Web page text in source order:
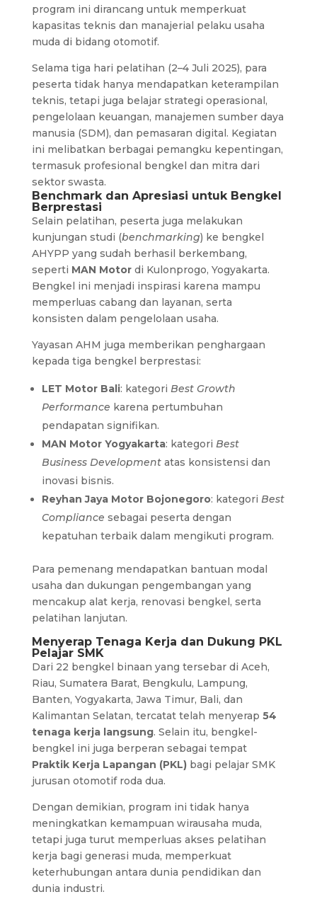
program ini dirancang untuk memperkuat
kapasitas teknis dan manajerial pelaku usaha
muda di bidang otomotif.
Selama tiga hari pelatihan (2–4 Juli 2025), para
peserta tidak hanya mendapatkan keterampilan
teknis, tetapi juga belajar strategi operasional,
pengelolaan keuangan, manajemen sumber daya
manusia (SDM), dan pemasaran digital. Kegiatan
ini melibatkan berbagai pemangku kepentingan,
termasuk profesional bengkel dan mitra dari
sektor swasta.
Benchmark dan Apresiasi untuk Bengkel
Berprestasi
Selain pelatihan, peserta juga melakukan
kunjungan studi (benchmarking) ke bengkel
AHYPP yang sudah berhasil berkembang,
seperti MAN Motordi Kulonprogo, Yogyakarta.
Bengkel ini menjadi inspirasi karena mampu
memperluas cabang dan layanan, serta
konsisten dalam pengelolaan usaha.
Yayasan AHM juga memberikan penghargaan
kepada tiga bengkel berprestasi:
LET Motor Bali: kategori Best Growth
Performance karena pertumbuhan
pendapatan signifikan.
MAN Motor Yogyakarta: kategori Best
Business Developmentatas konsistensi dan
inovasi bisnis.
Reyhan Jaya Motor Bojonegoro: kategori Best
Compliance sebagai peserta dengan
kepatuhan terbaik dalam mengikuti program.
Para pemenang mendapatkan bantuan modal
usaha dan dukungan pengembangan yang
mencakup alat kerja, renovasi bengkel, serta
pelatihan lanjutan.
Menyerap Tenaga Kerja dan Dukung PKL
Pelajar SMK
Dari 22 bengkel binaan yang tersebar di Aceh,
Riau, Sumatera Barat, Bengkulu, Lampung,
Banten, Yogyakarta, Jawa Timur, Bali, dan
Kalimantan Selatan, tercatat telah menyerap 54
tenaga kerja langsung. Selain itu, bengkel-
bengkel ini juga berperan sebagai tempat
Praktik Kerja Lapangan (PKL)bagi pelajar SMK
jurusan otomotif roda dua.
Dengan demikian, program ini tidak hanya
meningkatkan kemampuan wirausaha muda,
tetapi juga turut memperluas akses pelatihan
kerja bagi generasi muda, memperkuat
keterhubungan antara dunia pendidikan dan
dunia industri.